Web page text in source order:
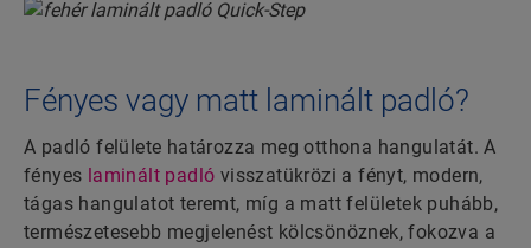
Fényes vagy matt laminált padló?
A padló felülete határozza meg otthona hangulatát. A
fényes laminált padló visszatükrözi a fényt, modern,
tágas hangulatot teremt, míg a matt felületek puhább,
természetesebb megjelenést kölcsönöznek, fokozva a